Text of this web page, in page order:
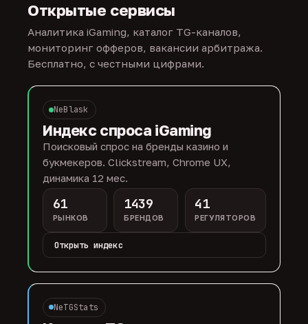
Открытые сервисы
Аналитика iGaming, каталог TG-каналов,
мониторинг офферов, вакансии арбитража.
Бесплатно, с честными цифрами.
NeBlask
Индекс спроса iGaming
Поисковый спрос на бренды казино и
букмекеров. Clickstream, Chrome UX,
динамика 12 мес.
61
РЫНКОВ
1439
БРЕНДОВ
41
РЕГУЛЯТОРОВ
Открыть индекс
NeTGStats